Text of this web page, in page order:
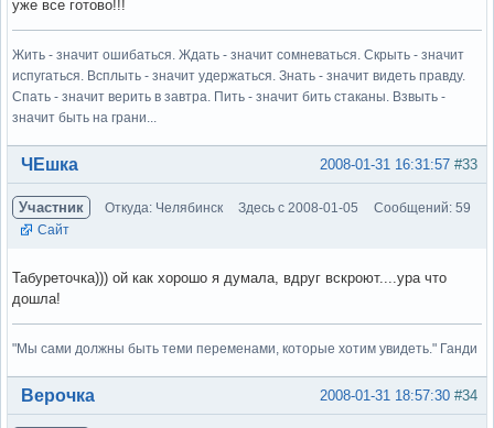
уже все готово!!!
Жить - значит ошибаться. Ждать - значит сомневаться. Скрыть - значит
испугаться. Всплыть - значит удержаться. Знать - значит видеть правду.
Спать - значит верить в завтра. Пить - значит бить стаканы. Взвыть -
значит быть на грани...
Вне форума #33
2008-01-31 16:31:57
ЧЕшка
Участник Откуда: Челябинск Здесь с 2008-01-05
Сообщений: 59
Сайт
Табуреточка))) ой как хорошо я думала, вдруг вскроют....ура что
дошла!
"Мы сами должны быть теми переменами, которые хотим увидеть." Ганди
Вне форума #34
2008-01-31 18:57:30
Верочка